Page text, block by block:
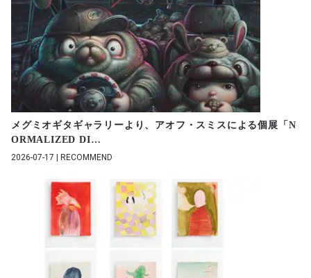
メグミオギタギャラリーより、アオフ・スミスによる個展「N
ORMALIZED DI…
2026-07-17 | RECOMMEND